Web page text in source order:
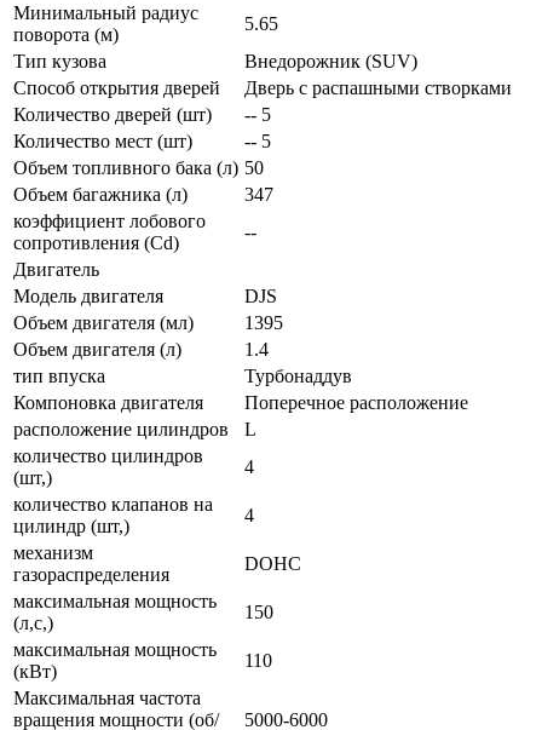
Минимальный радиус
поворота (м)
5.65
Тип кузова
Внедорожник (SUV)
Способ открытия дверей
Дверь с распашными створками
Количество дверей (шт)
-- 5
Количество мест (шт)
-- 5
Объем топливного бака (л) 50
Объем багажника (л)
347
коэффициент лобового
сопротивления (Cd)
--
Двигатель
Модель двигателя
DJS
Объем двигателя (мл)
1395
Объем двигателя (л)
1.4
тип впуска
Турбонаддув
Компоновка двигателя
Поперечное расположение
расположение цилиндров
L
количество цилиндров
(шт,)
4
количество клапанов на
цилиндр (шт,)
4
механизм
газораспределения
DOHC
максимальная мощность
(л,с,)
150
максимальная мощность
(кВт)
110
Максимальная частота
вращения мощности (об/
5000-6000